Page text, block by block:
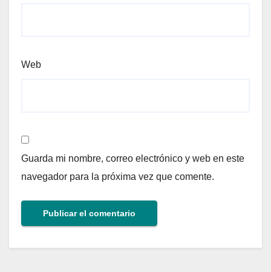
Web
Guarda mi nombre, correo electrónico y web en este
navegador para la próxima vez que comente.